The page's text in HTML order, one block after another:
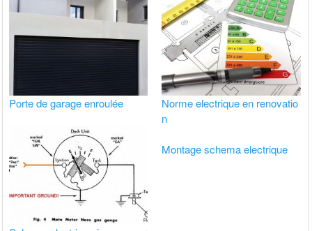
Porte de garage enroulée
Norme electrique en renovatio
n
Montage schema electrique